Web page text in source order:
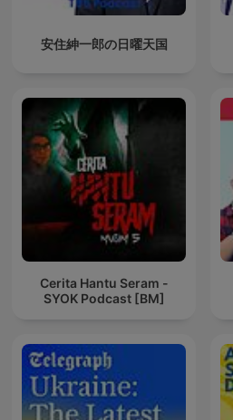
安住紳一郎の日曜天国
Cerita Hantu Seram -
SYOK Podcast [BM]